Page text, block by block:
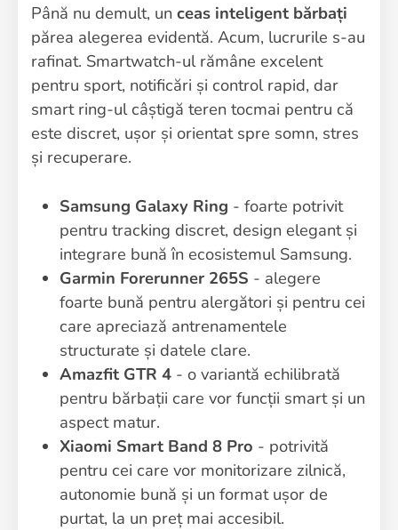
Până nu demult, un ceas inteligent bărbați
părea alegerea evidentă. Acum, lucrurile s-au
rafinat. Smartwatch-ul rămâne excelent
pentru sport, notificări și control rapid, dar
smart ring-ul câștigă teren tocmai pentru că
este discret, ușor și orientat spre somn, stres
și recuperare.
Samsung Galaxy Ring - foarte potrivit
pentru tracking discret, design elegant și
integrare bună în ecosistemul Samsung.
Garmin Forerunner 265S - alegere
foarte bună pentru alergători și pentru cei
care apreciază antrenamentele
structurate și datele clare.
Amazfit GTR 4 - o variantă echilibrată
pentru bărbații care vor funcții smart și un
aspect matur.
Xiaomi Smart Band 8 Pro - potrivită
pentru cei care vor monitorizare zilnică,
autonomie bună și un format ușor de
purtat, la un preț mai accesibil.